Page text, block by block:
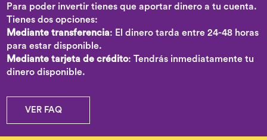
Para poder invertir tienes que aportar dinero a tu cuenta.
Tienes dos opciones:
Mediante transferencia: El dinero tarda entre 24-48 horas
para estar disponible.
Mediante tarjeta de crédito: Tendrás inmediatamente tu
dinero disponible.
VER FAQ